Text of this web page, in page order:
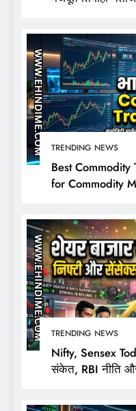
TRENDING NEWS
Best
for Commodity
TRENDING NEWS
Nifty, Sensex
संकेत, RBI नीति और